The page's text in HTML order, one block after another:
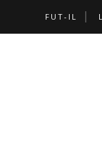
FUT-IL